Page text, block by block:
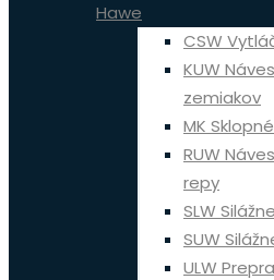
Hawe
CSW
KUW
zemiakov
MK
RUW
repy
SLW
SUW
ULW